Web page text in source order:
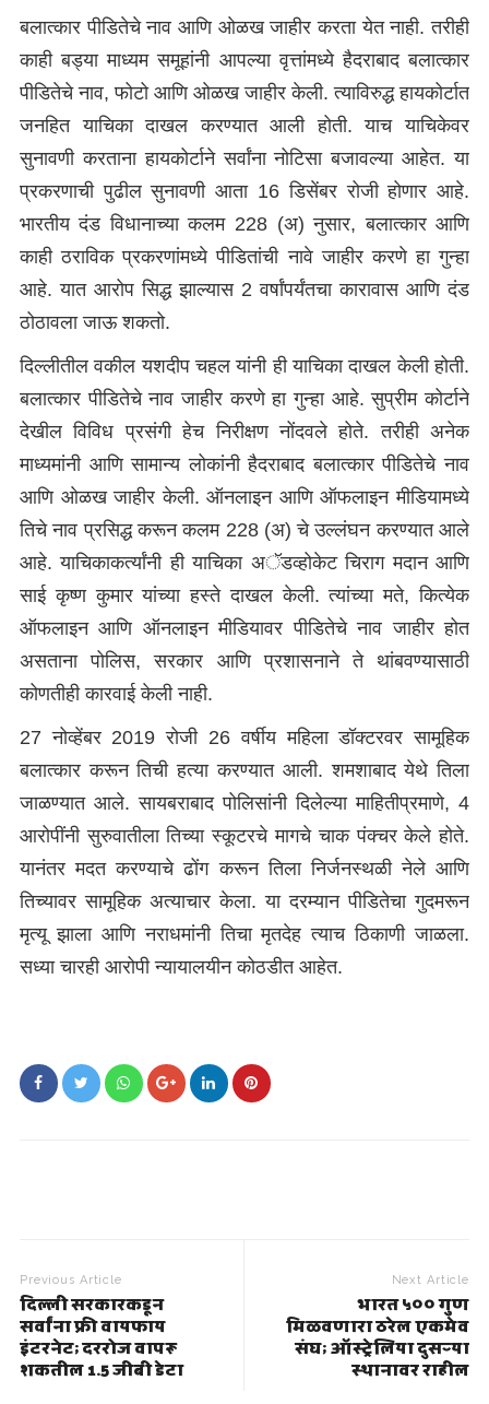
बलात्कार पीडितेचे नाव आणि ओळख जाहीर करता येत नाही. तरीही
काही बड्या माध्यम समूहांनी आपल्या वृत्तांमध्ये हैदराबाद बलात्कार
पीडितेचे नाव, फोटो आणि ओळख जाहीर केली. त्याविरुद्ध हायकोर्टात
जनहित याचिका दाखल करण्यात आली होती. याच याचिकेवर
सुनावणी करताना हायकोर्टाने सर्वांना नोटिसा बजावल्या आहेत. या
प्रकरणाची पुढील सुनावणी आता 16 डिसेंबर रोजी होणार आहे.
भारतीय दंड विधानाच्या कलम 228 (अ) नुसार, बलात्कार आणि
काही ठराविक प्रकरणांमध्ये पीडितांची नावे जाहीर करणे हा गुन्हा
आहे. यात आरोप सिद्ध झाल्यास 2 वर्षांपर्यंतचा कारावास आणि दंड
ठोठावला जाऊ शकतो.
दिल्लीतील वकील यशदीप चहल यांनी ही याचिका दाखल केली होती.
बलात्कार पीडितेचे नाव जाहीर करणे हा गुन्हा आहे. सुप्रीम कोर्टाने
देखील विविध प्रसंगी हेच निरीक्षण नोंदवले होते. तरीही अनेक
माध्यमांनी आणि सामान्य लोकांनी हैदराबाद बलात्कार पीडितेचे नाव
आणि ओळख जाहीर केली. ऑनलाइन आणि ऑफलाइन मीडियामध्ये
तिचे नाव प्रसिद्ध करून कलम 228 (अ) चे उल्लंघन करण्यात आले
आहे. याचिकाकर्त्यांनी ही याचिका अॅडव्होकेट चिराग मदान आणि
साई कृष्ण कुमार यांच्या हस्ते दाखल केली. त्यांच्या मते, कित्येक
ऑफलाइन आणि ऑनलाइन मीडियावर पीडितेचे नाव जाहीर होत
असताना पोलिस, सरकार आणि प्रशासनाने ते थांबवण्यासाठी
कोणतीही कारवाई केली नाही.
27 नोव्हेंबर 2019 रोजी 26 वर्षीय महिला डॉक्टरवर सामूहिक
बलात्कार करून तिची हत्या करण्यात आली. शमशाबाद येथे तिला
जाळण्यात आले. सायबराबाद पोलिसांनी दिलेल्या माहितीप्रमाणे, 4
आरोपींनी सुरुवातीला तिच्या स्कूटरचे मागचे चाक पंक्चर केले होते.
यानंतर मदत करण्याचे ढोंग करून तिला निर्जनस्थळी नेले आणि
तिच्यावर सामूहिक अत्याचार केला. या दरम्यान पीडितेचा गुदमरून
मृत्यू झाला आणि नराधमांनी तिचा मृतदेह त्याच ठिकाणी जाळला.
सध्या चारही आरोपी न्यायालयीन कोठडीत आहेत.
Previous Article
दिल्ली सरकारकडून
सर्वांना फ्री वायफाय
इंटरनेट; दररोज वापरू
शकतील 1.5 जीबी डेटा
Next Article
भारत ५०० गुण
मिळवणारा ठरेल एकमेव
संघ; ऑस्ट्रेलिया दुसऱ्या
स्थानावर राहील